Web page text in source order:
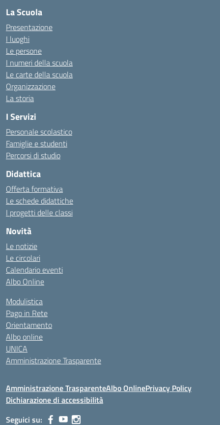
La Scuola
Presentazione
I luoghi
Le persone
I numeri della scuola
Le carte della scuola
Organizzazione
La storia
I Servizi
Personale scolastico
Famiglie e studenti
Percorsi di studio
Didattica
Offerta formativa
Le schede didattiche
I progetti delle classi
Novità
Le notizie
Le circolari
Calendario eventi
Albo Online
Modulistica
Pago in Rete
Orientamento
Albo online
UNICA
Amministrazione Trasparente
Amministrazione TrasparenteAlbo OnlinePrivacy Policy
Dichiarazione di accessibilità
Seguici su: